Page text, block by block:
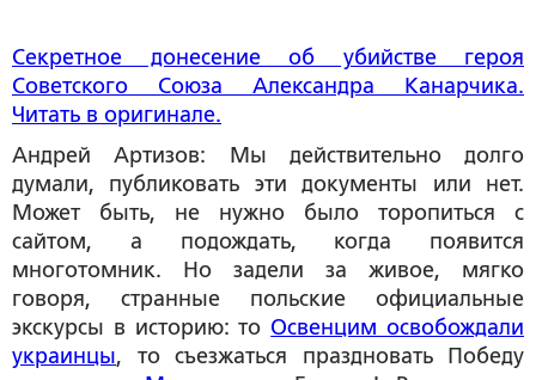
Cекретное донесение об убийстве героя
Советского Союза Александра Канарчика.
Читать в оригинале.
Андрей Артизов:
Мы действительно долго
думали, публиковать эти документы или нет.
Может быть, не нужно было торопиться с
сайтом, а подождать, когда появится
многотомник. Но задели за живое, мягко
говоря, странные польские официальные
экскурсы в историю: то Освенцим освобождали
украинцы, то съезжаться праздновать Победу